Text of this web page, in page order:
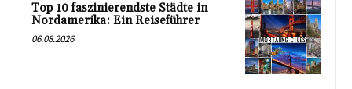
Top 10 faszinierendste Städte in
Nordamerika: Ein Reiseführer
06.08.2026